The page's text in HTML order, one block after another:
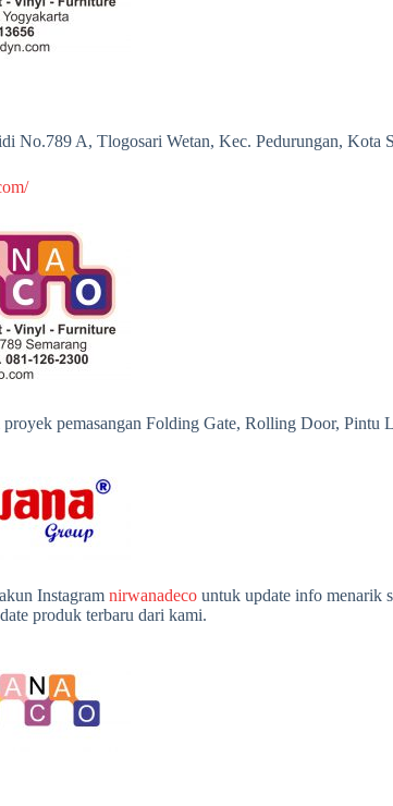
No.789 A, Tlogosari Wetan, Kec. Pedurungan, Kota
pemasangan Folding Gate, Rolling Door,
Instagram nirwanadeco untuk update info menarik
produk terbaru dari kami.